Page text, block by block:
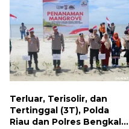
Terluar, Terisolir, dan
Tertinggal (3T), Polda
Riau dan Polres Bengkalis